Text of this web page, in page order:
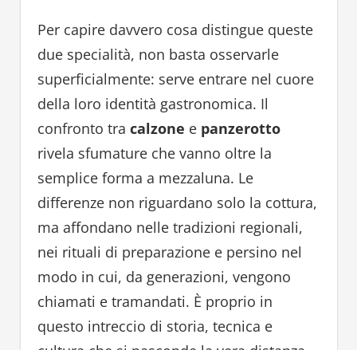
Per capire davvero cosa distingue queste
due specialità, non basta osservarle
superficialmente: serve entrare nel cuore
della loro identità gastronomica. Il
confronto tra calzone e panzerotto
rivela sfumature che vanno oltre la
semplice forma a mezzaluna. Le
differenze non riguardano solo la cottura,
ma affondano nelle tradizioni regionali,
nei rituali di preparazione e persino nel
modo in cui, da generazioni, vengono
chiamati e tramandati. È proprio in
questo intreccio di storia, tecnica e